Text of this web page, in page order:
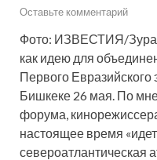
Оставьте комментарий
Фото: ИЗВЕСТИЯ/
как идею для
Первого
Бишкеке 26 мая. По
форума,
настоящее время
североатлантическая